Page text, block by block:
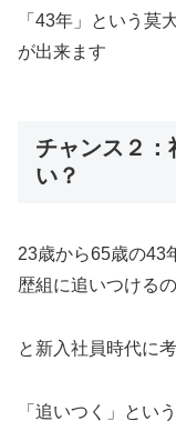
「43年」という莫
が出来ます
チャンス２
い？
23歳から65歳の43
歴組に追いつける
と新入社員時代に
「追いつく」とい